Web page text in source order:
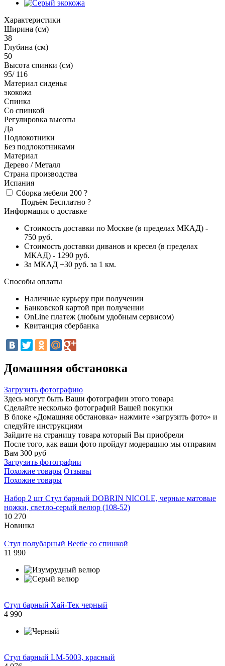
Характеристики
Ширина (см)
38
Глубина (см)
50
Высота спинки (см)
95/ 116
Материал сиденья
экокожа
Спинка
Со спинкой
Регулировка высоты
Да
Подлокотники
Без подлокотниками
Материал
Дерево / Металл
Страна производства
Испания
Сборка мебели 200 ?
Подъём Бесплатно ?
Информация о доставке
Стоимость доставки по Москве (в пределах МКАД) -
750 руб.
Стоимость доставки диванов и кресел (в пределах
МКАД) - 1290 руб.
За МКАД +30 руб. за 1 км.
Способы оплаты
Наличные курьеру при получении
Банковской картой при получении
OnLine платеж (любым удобным сервисом)
Квитанция сбербанка
Домашняя обстановка
Загрузить фотографию
Здесь могут быть Ваши фотографии этого товара
Сделайте несколько фотографий Вашей покупки
В блоке «Домашняя обстановка» нажмите «загрузить фото» и
следуйте инструкциям
Зайдите на страницу товара который Вы приобрели
После того, как ваши фото пройдут модерацию мы отправим
Вам 300 руб
Загрузить фотографии
Похожие товары Отзывы
Похожие товары
Набор 2 шт Стул барный DOBRIN NICOLE, черные матовые
ножки, светло-серый велюр (108-52)
10 270
Новинка
Стул полубарный Beetle со спинкой
11 990
Стул барный Хай-Тек черный
4 990
Стул барный LM-5003, красный